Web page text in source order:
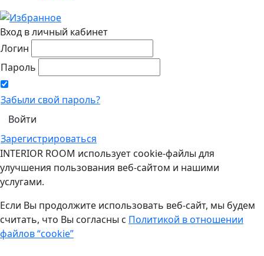
Вход в личный кабинет
Логин
Пароль
Забыли свой пароль?
Зарегистрироваться
INTERIOR ROOM использует cookie-файлы для
улучшения пользования веб-сайтом и нашими
услугами.
Если Вы продолжите использовать веб-сайт, мы будем
считать, что Вы согласны с Политикой в отношении
файлов “cookie”